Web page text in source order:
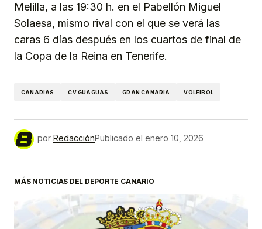
Melilla, a las 19:30 h. en el Pabellón Miguel
Solaesa, mismo rival con el que se verá las
caras 6 días después en los cuartos de final de
la Copa de la Reina en Tenerife.
CANARIAS CV GUAGUAS GRAN CANARIA VOLEIBOL
por RedacciónPublicado el enero 10, 2026
MÁS NOTICIAS DEL DEPORTE CANARIO